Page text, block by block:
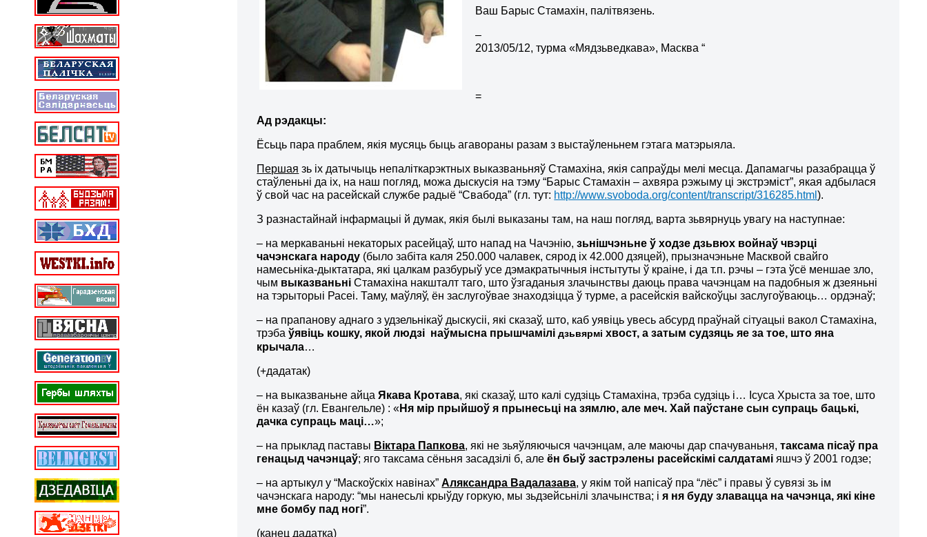
Ваш Барыс Стамахін, палітвязень.
–
2013/05/12, турма «Мядзьведкава», Масква “
=
Ад рэдакцы:
Ёсьць пара праблем, якія мусяць быць агавораны разам з выстаўленьнем гэтага матэрыяла.
Першая зь іх датычыць непаліткарэктных выказваньняў Стамахіна, якія сапраўды мелі месца. Дапамагчы разабрацца ў
стаўленьні да іх, на наш погляд, можа дыскусія на тэму “Барыс Стамахін – ахвяра рэжыму ці экстрэміст”, якая адбылася
ў свой час на расейскай службе радыё “Свабода” (гл. тут: http://www.svoboda.org/content/transcript/316285.html).
З разнастайнай інфармацыі й думак, якія былі выказаны там, на наш погляд, варта зьвярнуць увагу на наступнае:
– на меркаваньні некаторых расейцаў, што напад на Чачэнію,зьнішчэньне ў ходзе дзьвюх войнаў чвэрці
чачэнскага народу (было забіта каля 250.000 чалавек, сярод іх 42.000 дзяцей), прызначэньне Масквой свайго
намесьніка-дыктатара, які цалкам разбурыў усе дэмакратычныя інстытуты ў краіне, і да т.п. рэчы – гэта ўсё меншае зло,
чым выказваньні Стамахіна накшталт таго, што ўзгаданыя злачынствы даюць права чачэнцам на падобныя ж дзеяньні
на тэрыторыі Расеі. Таму, маўляў, ён заслугоўвае знаходзіцца ў турме, а расейскія вайскоўцы заслугоўваюць… ордэнаў;
– на прапанову аднаго з удзельнікаў дыскусіі, які сказаў, што, каб уявіць увесь абсурд праўнай сітуацыі вакол Стамахіна,
трэбаўявіць кошку, якой людзі наўмысна прышчамілідзьвярміхвост, а затым судзяць яе за тое, што яна
крычала…
(+дадатак)
– на выказваньне айцаЯкава Кротава, які сказаў, што калі судзіць Стамахіна, трэба судзіць і… Ісуса Хрыста за тое, што
ён казаў (гл. Евангельле) : «Ня мір прыйшоў я прынесьці на зямлю, але меч. Хай паўстане сын супраць бацькі,
дачка супраць маці…»;
– на прыклад паставы Віктара Папкова, які не зьяўляючыся чачэнцам, але маючы дар спачуваньня,таксама пісаў пра
генацыд чачэнцаў; яго таксама сёньня засадзілі б, алеён быў застрэлены расейскімі салдатамі яшчэ ў 2001 годзе;
– на артыкул у “Маскоўскіх навінах”Аляксандра Вадалазава, у якім той напісаў пра “лёс” і правы ў сувязі зь ім
чачэнскага народу: “мы нанесьлі крыўду горкую, мы зьдзейсьнілі злачынства; ія ня буду злавацца на чачэнца, які кіне
мне бомбу пад ногі”.
(канец дадатка)